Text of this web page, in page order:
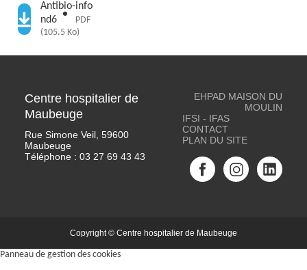
Antibio-info
nd6
PDF
(105.5 Ko)
Centre hospitalier de
Maubeuge
Rue Simone Veil, 59600
Maubeuge
Téléphone : 03 27 69 43 43
EHPAD MAISON DU
MOULIN
IFSI - IFAS
CONTACT
PLAN DU SITE
Copyright © Centre hospitalier de Maubeuge
Panneau de gestion des cookies